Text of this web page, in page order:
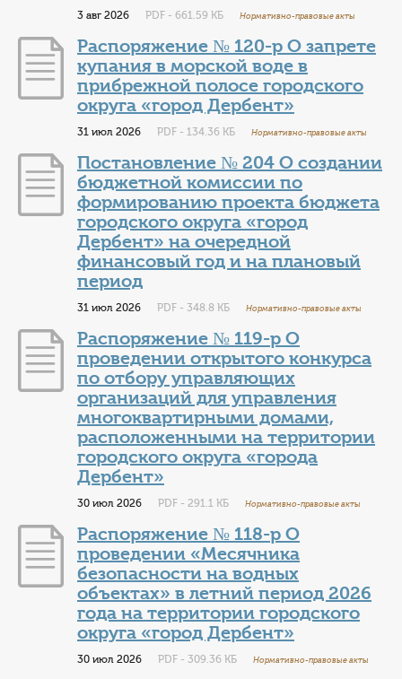
3 авг 2026 PDF - 661.59 КБ Нормативно-правовые акты
Распоряжение № 120-р О запрете
купания в морской воде в
прибрежной полосе городского
округа «город Дербент»
31 июл 2026 PDF - 134.36 КБ Нормативно-правовые акты
Постановление № 204 О создании
бюджетной комиссии по
формированию проекта бюджета
городского округа «город
Дербент» на очередной
финансовый год и на плановый
период
31 июл 2026 PDF - 348.8 КБ Нормативно-правовые акты
Распоряжение № 119-р О
проведении открытого конкурса
по отбору управляющих
организаций для управления
многоквартирными домами,
расположенными на территории
городского округа «города
Дербент»
30 июл 2026 PDF - 291.1 КБ Нормативно-правовые акты
Распоряжение № 118-р О
проведении «Месячника
безопасности на водных
объектах» в летний период 2026
года на территории городского
округа «город Дербент»
30 июл 2026 PDF - 309.36 КБ Нормативно-правовые акты